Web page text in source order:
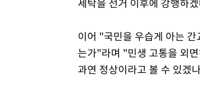
이어 "국민을 우습게 아는
는가"라며 "민생 고통을 외
과연 정상이라고 볼 수 있겠